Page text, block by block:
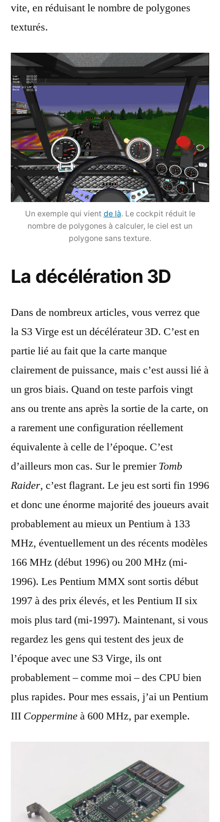
vite, en réduisant le nombre de polygones
texturés.
Un exemple qui vient de là. Le cockpit réduit le
nombre de polygones à calculer, le ciel est un
polygone sans texture.
La décélération 3D
Dans de nombreux articles, vous verrez que
la S3 Virge est un décélérateur 3D. C’est en
partie lié au fait que la carte manque
clairement de puissance, mais c’est aussi lié à
un gros biais. Quand on teste parfois vingt
ans ou trente ans après la sortie de la carte, on
a rarement une configuration réellement
équivalente à celle de l’époque. C’est
d’ailleurs mon cas. Sur le premierTomb
Raider, c’est flagrant. Le jeu est sorti fin 1996
et donc une énorme majorité des joueurs avait
probablement au mieux un Pentium à 133
MHz, éventuellement un des récents modèles
166 MHz (début 1996) ou 200 MHz (mi-
1996). Les Pentium MMX sont sortis début
1997 à des prix élevés, et les Pentium II six
mois plus tard (mi-1997). Maintenant, si vous
regardez les gens qui testent des jeux de
l’époque avec une S3 Virge, ils ont
probablement – comme moi – des CPU bien
plus rapides. Pour mes essais, j’ai un Pentium
III Coppermineà 600 MHz, par exemple.